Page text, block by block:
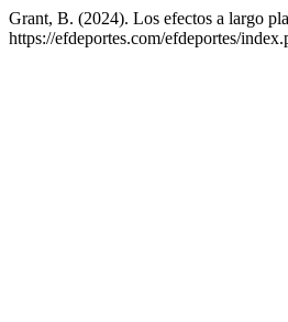
Grant, B. (2024). Los efectos a largo
https://efdeportes.com/efdeportes/